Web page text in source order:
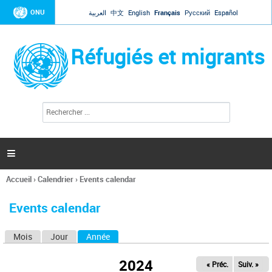
Jump to navigation
ONU العربية 中文 English Français Русский Español
Réfugiés et migrants
l
c
h
e

Vous
ici
Accueil›Calendrier› Events calendar
Events calendar
Mois Jour Année
2024 « Préc. Suiv. »